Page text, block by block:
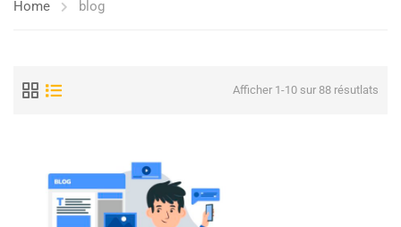
Home blog
Afficher 1-10 sur 88 résutlats